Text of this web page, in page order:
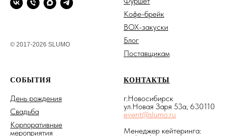
© 2017-2026 SLUMO
Кофе-брейк
BOX-закуски
Блог
Поставщикам
СОБЫТИЯ
День рождения
Свадьба
Корпоративные
мероприятия
КОНТАКТЫ
г.Новосибирск
ул.Новая Заря 53а, 630110
event@slumo.ru
Менеджер кейтеринга: